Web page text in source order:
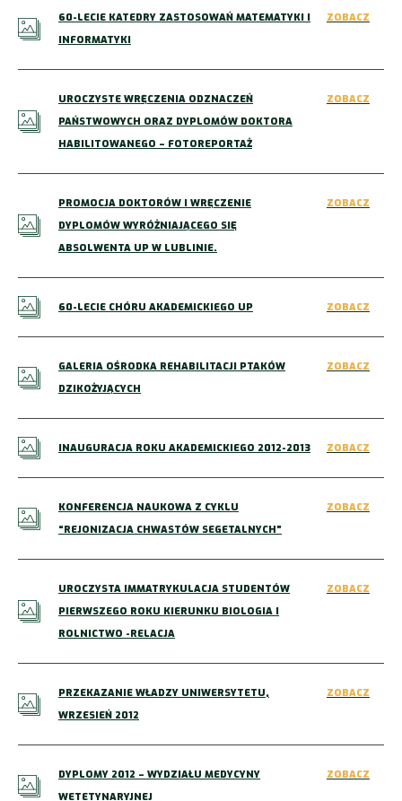
60-LECIE KATEDRY ZASTOSOWAŃ MATEMATYKI I
INFORMATYKI
ZOBACZ
UROCZYSTE WRĘCZENIA ODZNACZEŃ
PAŃSTWOWYCH ORAZ DYPLOMÓW DOKTORA
HABILITOWANEGO – FOTOREPORTAŻ
ZOBACZ
PROMOCJA DOKTORÓW I WRĘCZENIE
DYPLOMÓW WYRÓŻNIAJĄCEGO SIĘ
ABSOLWENTA UP W LUBLINIE.
ZOBACZ
60-LECIE CHÓRU AKADEMICKIEGO UP ZOBACZ
GALERIA OŚRODKA REHABILITACJI PTAKÓW
DZIKOŻYJĄCYCH
ZOBACZ
INAUGURACJA ROKU AKADEMICKIEGO 2012-2013 ZOBACZ
KONFERENCJA NAUKOWA Z CYKLU
“REJONIZACJA CHWASTÓW SEGETALNYCH”
ZOBACZ
UROCZYSTA IMMATRYKULACJA STUDENTÓW
PIERWSZEGO ROKU KIERUNKU BIOLOGIA I
ROLNICTWO -RELACJA
ZOBACZ
PRZEKAZANIE WŁADZY UNIWERSYTETU,
WRZESIEŃ 2012
ZOBACZ
DYPLOMY 2012 – WYDZIAŁU MEDYCYNY
WETETYNARYJNEJ
ZOBACZ